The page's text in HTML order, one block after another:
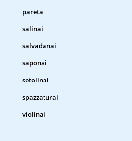
paretai
salinai
salvadanai
saponai
setolinai
spazzaturai
violinai